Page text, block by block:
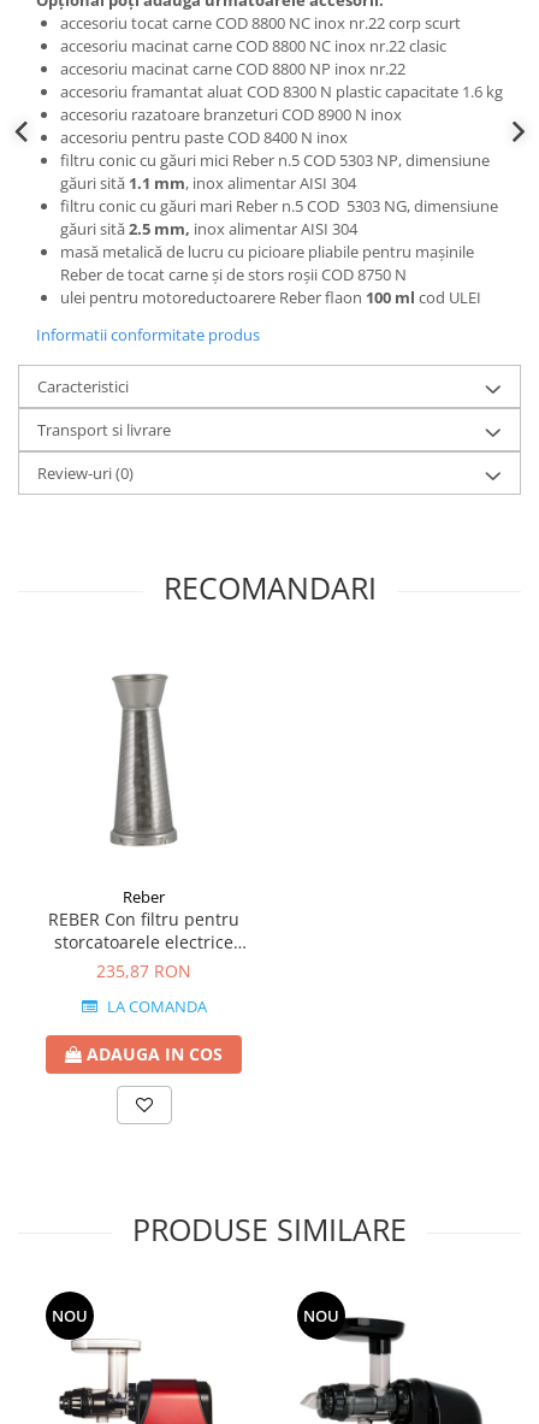
accesoriu tocat carne COD 8800 NC inox nr.22 corp scurt
accesoriu macinat carne COD 8800 NC inox nr.22 clasic
accesoriu macinat carne COD 8800 NP inox nr.22
accesoriu framantat aluat COD 8300 N plastic capacitate 1.6 kg
accesoriu razatoare branzeturi COD 8900 N inox
accesoriu pentru paste COD 8400 N inox
filtru conic cu găuri mici Reber n.5 COD 5303 NP, dimensiune
găuri sită 1.1 mm, inox alimentar AISI 304
filtru conic cu găuri mari Reber n.5 COD 5303 NG, dimensiune
găuri sită2.5 mm, inox alimentar AISI 304
masă metalică de lucru cu picioare pliabile pentru mașinile
Reber de tocat carne și de stors roșii COD 8750 N
ulei pentru motoreductoarere Reber flaon 100 ml cod ULEI
Informatii conformitate produs
Caracteristici
Transport si livrare
Review-uri(0)
RECOMANDARI
Reber
REBER Con filtru pentru
storcatoarele electrice
9000NPSP, 9000N 9004N
235,87 RON
LA COMANDA
ADAUGA IN COS
PRODUSE SIMILARE
NOU NOU